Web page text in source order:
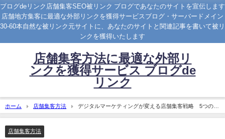
ブログdeリンク店舗集客SEO被リンク ブログであなたのサイトを宣伝します
店舗地方集客に最適な外部リンクを獲得サービスブログ・サーバードメイン
30-60本自然な被リンク元サイトに、あなたのサイトと関連記事を書いて被リ
ンクを獲得いたします
店舗集客方法に最適な外部リ
ンクを獲得サービス ブログde
リンク
ホーム 店舗集客方法
デジタルマーケティングが変える店舗集客戦略 5つのキ
ーワードで解説
店舗集客方法